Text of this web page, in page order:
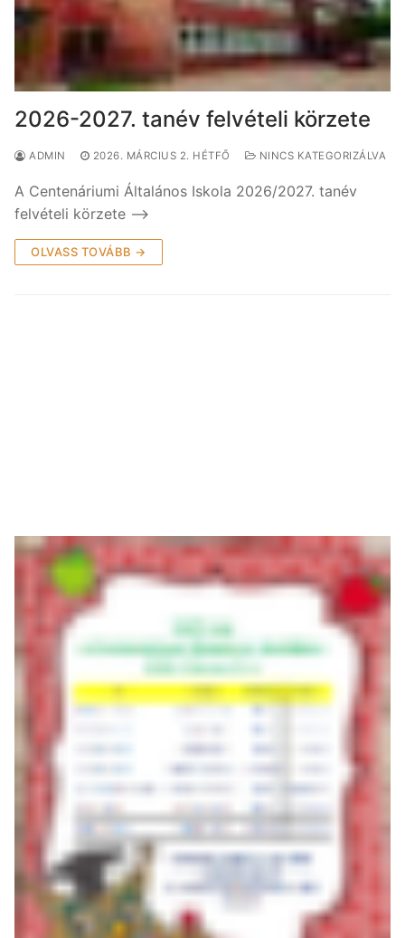
2026-2027. tanév felvételi körzete
ADMIN 2026. MÁRCIUS 2. HÉTFŐ NINCS KATEGORIZÁLVA
A Centenáriumi Általános Iskola 2026/2027. tanév
felvételi körzete –>
OLVASS TOVÁBB →